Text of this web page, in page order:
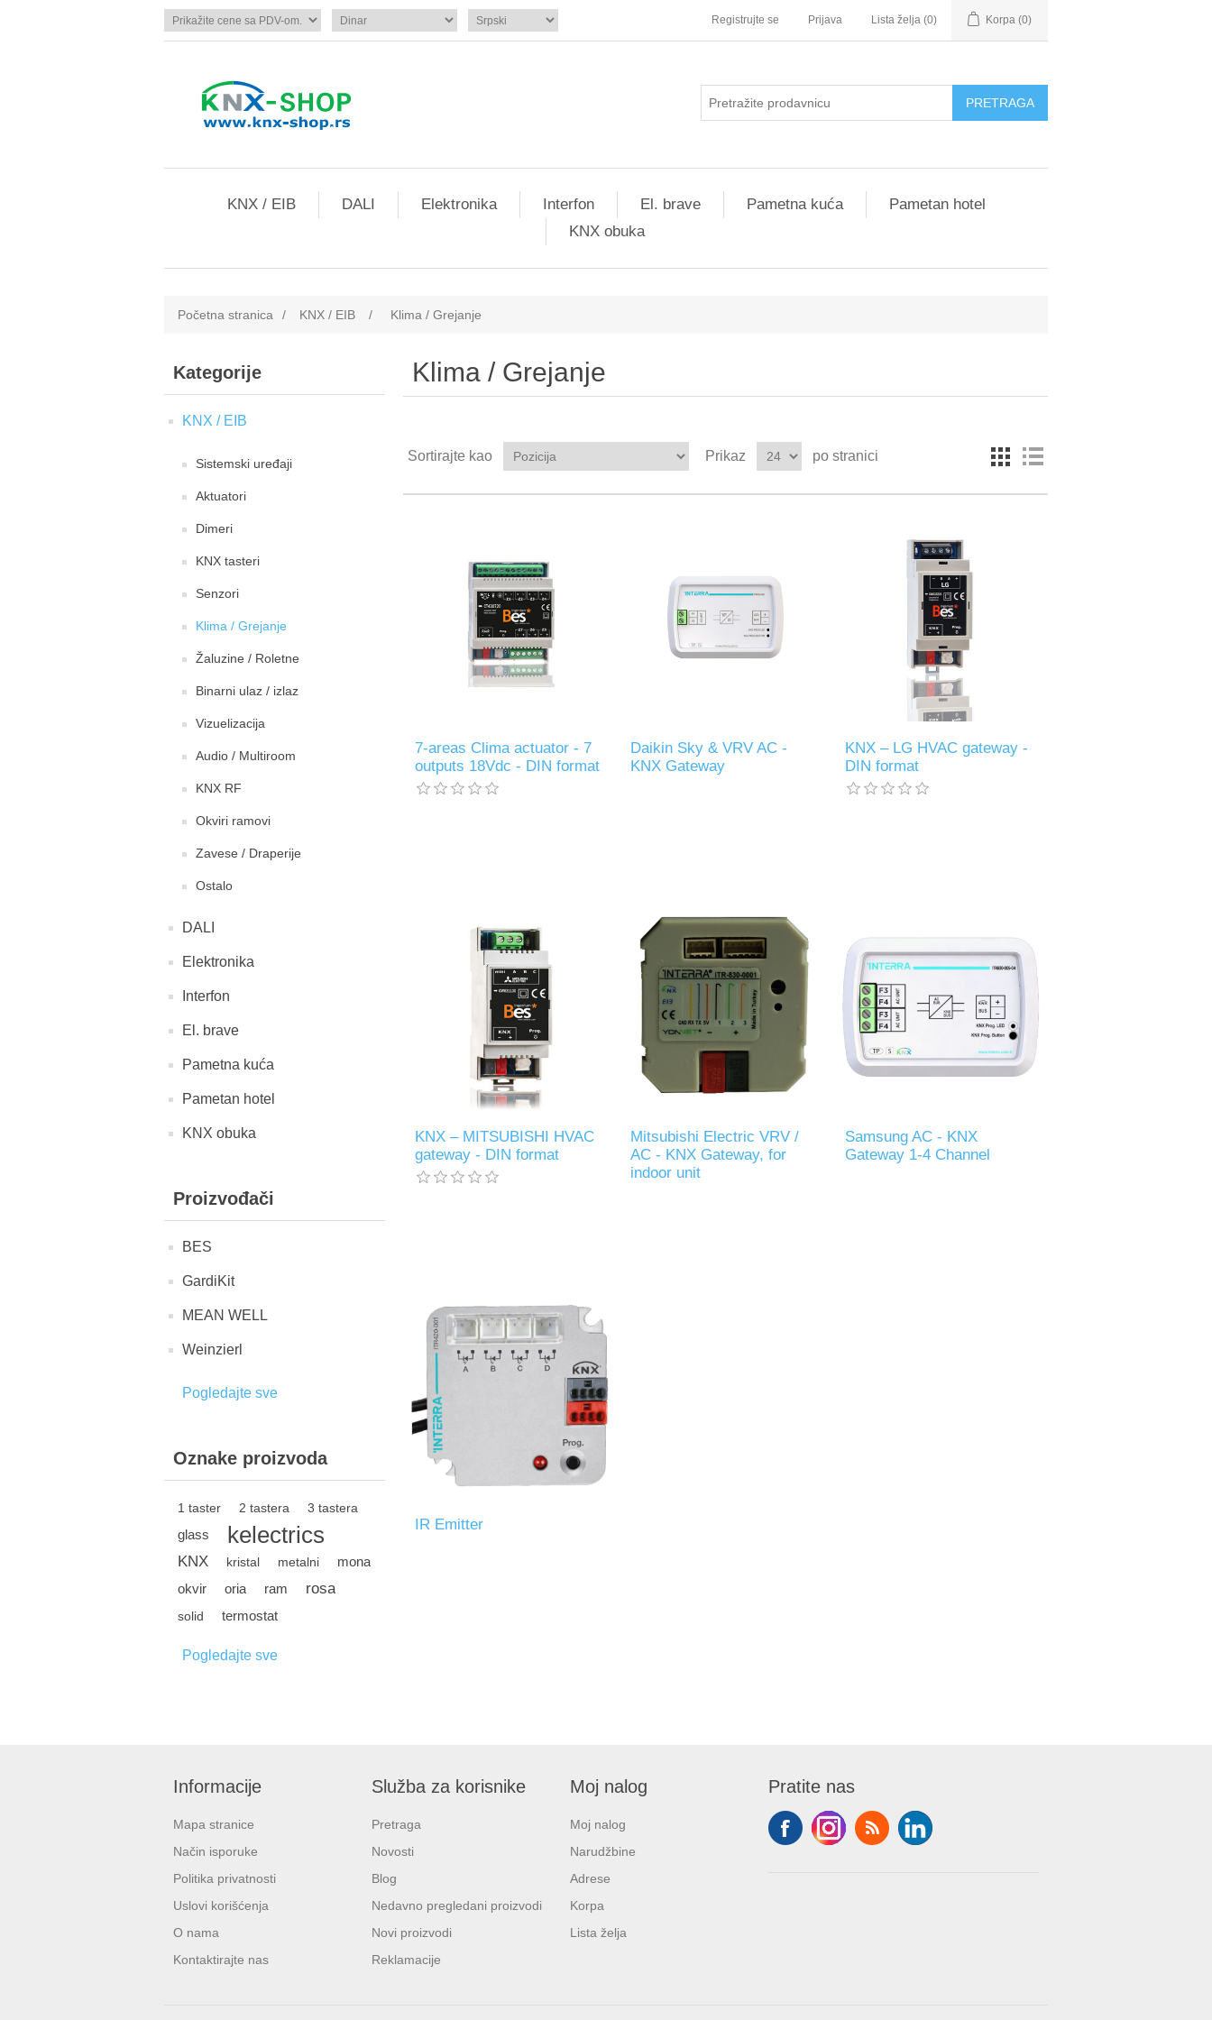
Registrujte se Prijava Lista želja (0) Korpa (0)
KNX / EIB DALI Elektronika Interfon El. brave Pametna kuća
Pametan hotel
KNX obuka
Početna stranica / KNX / EIB / Klima / Grejanje
Kategorije
KNX / EIB
Sistemski uređaji
Aktuatori
Dimeri
KNX tasteri
Senzori
Klima / Grejanje
Žaluzine / Roletne
Binarni ulaz / izlaz
Vizuelizacija
Audio / Multiroom
KNX RF
Okviri ramovi
Zavese / Draperije
Ostalo
DALI
Elektronika
Interfon
El. brave
Pametna kuća
Pametan hotel
KNX obuka
Proizvođači
BES
GardiKit
MEAN WELL
Weinzierl
Pogledajte sve
Oznake proizvoda
1 taster 2 tastera 3 tastera
glass kelectrics
KNX kristal metalni
mona
okvir
oria ram rosa
solid termostat
Pogledajte sve
Klima / Grejanje
Sortirajte kao Prikaz po stranici
7-areas Clima actuator - 7
outputs 18Vdc - DIN format
Daikin Sky & VRV AC -
KNX Gateway
KNX – LG HVAC gateway -
DIN format
KNX – MITSUBISHI HVAC
gateway - DIN format
Mitsubishi Electric VRV /
AC - KNX Gateway, for
indoor unit
Samsung AC - KNX
Gateway 1-4 Channel
IR Emitter
Informacije
Mapa stranice
Način isporuke
Politika privatnosti
Uslovi korišćenja
O nama
Kontaktirajte nas
Služba za korisnike
Pretraga
Novosti
Blog
Nedavno pregledani proizvodi
Novi proizvodi
Reklamacije
Moj nalog
Moj nalog
Narudžbine
Adrese
Korpa
Lista želja
Pratite nas